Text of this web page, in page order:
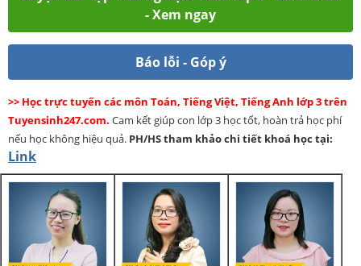
- Xem ngay
Báo lỗi - Góp ý
>> Học trực tuyến các môn Toán, Tiếng Việt, Tiếng Anh lớp 3 trên
Tuyensinh247.com. Cam kết giúp con lớp 3 học tốt, hoàn trả học phí
nếu học không hiệu quả. PH/HStham khảo chi tiết khoá học tại:
Link